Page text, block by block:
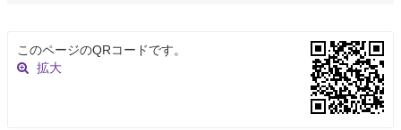
このページのQRコードです。
拡大